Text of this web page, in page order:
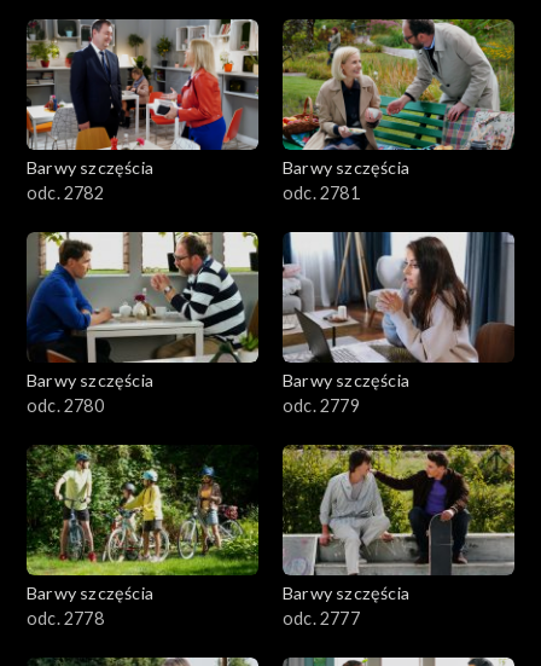
Barwy szczęścia
odc. 2782
Barwy szczęścia
odc. 2781
Barwy szczęścia
odc. 2780
Barwy szczęścia
odc. 2779
Barwy szczęścia
odc. 2778
Barwy szczęścia
odc. 2777